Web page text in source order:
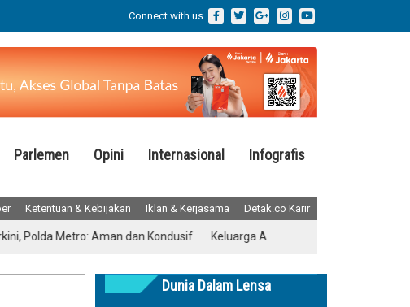
Connect with us
Parlemen Opini Internasional Infografis
Ketentuan & Kebijakan Iklan & Kerjasama Detak.co Karir
Metro: Aman dan Kondusif Keluarga Almarhum Yurizal Akhirnya Buka
Dunia Dalam Lensa